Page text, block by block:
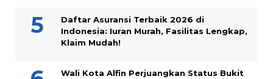
Daftar Asuransi Terbaik 2026 di
Indonesia: Iuran Murah, Fasilitas Lengkap,
Klaim Mudah!
Wali Kota Alfin Perjuangkan Status Bukit